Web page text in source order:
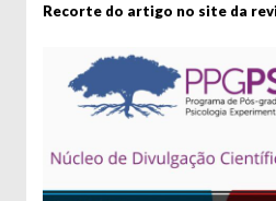
Recorte do artigo no site da